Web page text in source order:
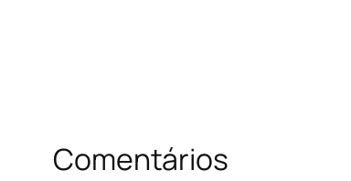
Comentários